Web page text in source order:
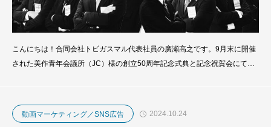
こんにちは！合同会社トビガスマル代表社員の廣瀬高之です。9月末に開催
された美作青年会議所（JC）様の創立50周年記念式典と記念祝賀会にて、
この大切なプロジェクトに携わった経験を、ぜひここで振り返りたいと思い
ます。美作青年会議所様は、この式典のスロー
動画マーケティング／SNS広告 2024.10.24